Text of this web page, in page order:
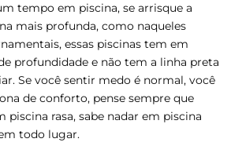
tempo em piscina, se arrisque a
mais profunda, como naqueles
essas piscinas tem em
profundidade e não tem a linha preta
Se você sentir medo é normal, você
de conforto, pense sempre que
piscina rasa, sabe nadar em piscina
todo lugar.